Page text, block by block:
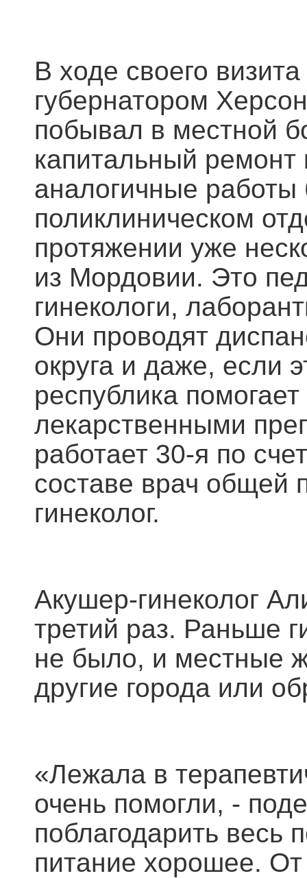
В ходе своего
губернатором
побывал в местной
капитальный
аналогичные
поликлиническом
протяжении уже
из Мордовии. Это
гинекологи,
Они проводят
округа и даже, если
республика
лекарственными
работает 30-я по
составе врач общей
гинеколог.
Акушер-гинеколог
третий раз. Раньше
не было, и местные
другие города или
«Лежала в
очень помогли, -
поблагодарить весь
питание хорошее.